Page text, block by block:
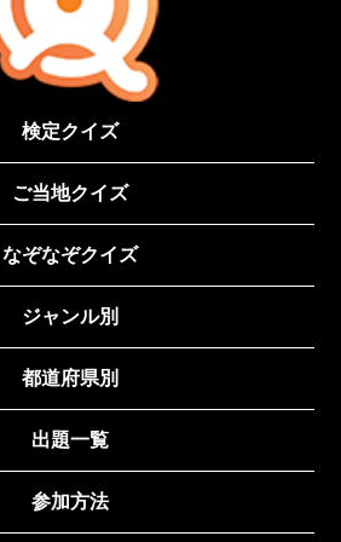
検定クイズ
ご当地クイズ
なぞなぞクイズ
ジャンル別
都道府県別
出題一覧
参加方法